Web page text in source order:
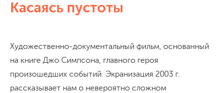
Касаясь пустоты
Художественно-документальный фильм, основанный
на книге Джо Симпсона, главного героя
произошедших событий. Экранизация 2003 г.
рассказывает нам о невероятно сложном